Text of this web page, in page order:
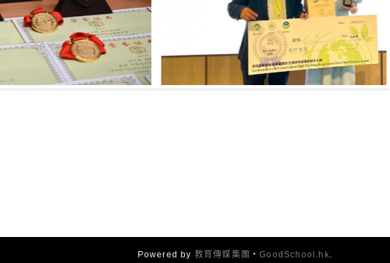
Powered by 教育傳媒集團 ‧GoodSchool.hk.